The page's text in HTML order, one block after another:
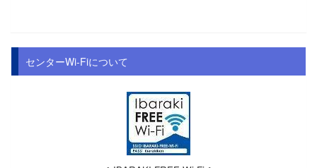
センターWi-Fiについて